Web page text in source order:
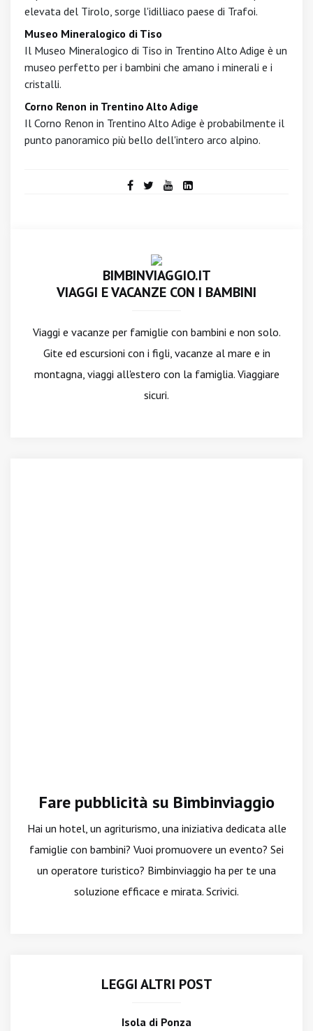
elevata del Tirolo, sorge l'idilliaco paese di Trafoi.
Museo Mineralogico di Tiso
Il Museo Mineralogico di Tiso in Trentino Alto Adige è un
museo perfetto per i bambini che amano i minerali e i
cristalli.
Corno Renon in Trentino Alto Adige
Il Corno Renon in Trentino Alto Adige è probabilmente il
punto panoramico più bello dell'intero arco alpino.
BIMBINVIAGGIO.IT
VIAGGI E VACANZE CON I BAMBINI
Viaggi e vacanze per famiglie con bambini e non solo.
Gite ed escursioni con i figli, vacanze al mare e in
montagna, viaggi all'estero con la famiglia. Viaggiare
sicuri.
Fare pubblicità su Bimbinviaggio
Hai un hotel, un agriturismo, una iniziativa dedicata alle
famiglie con bambini? Vuoi promuovere un evento? Sei
un operatore turistico? Bimbinviaggio ha per te una
soluzione efficace e mirata. Scrivici.
LEGGI ALTRI POST
Isola di Ponza